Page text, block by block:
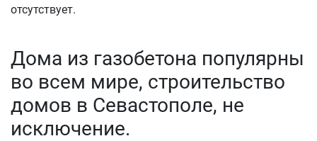
отсутствует.
Дома из газобетона популярны
во всем мире, строительство
домов в Севастополе, не
исключение.